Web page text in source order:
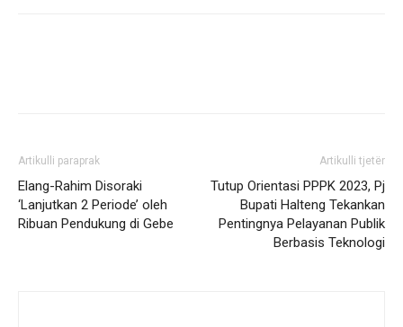
Artikulli paraprak
Elang-Rahim Disoraki
‘Lanjutkan 2 Periode’ oleh
Ribuan Pendukung di Gebe
Artikulli tjetër
Tutup Orientasi PPPK 2023, Pj
Bupati Halteng Tekankan
Pentingnya Pelayanan Publik
Berbasis Teknologi